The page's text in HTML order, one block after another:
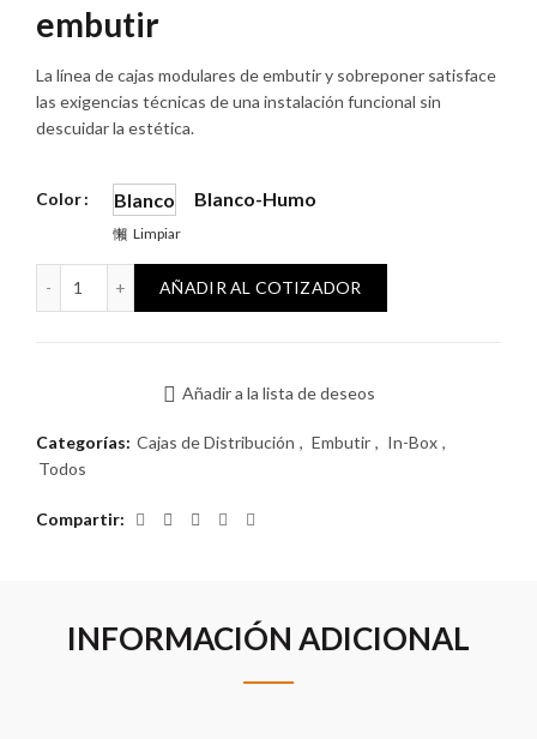
embutir
La línea de cajas modulares de embutir y sobreponer satisface
las exigencias técnicas de una instalación funcional sin
descuidar la estética.
Color Blanco Blanco-Humo
Limpiar
Tablero Inbox 8 módulos embutir cantidad
AÑADIR AL COTIZADOR
Añadir a la lista de deseos
Categorías: Cajas de Distribución , Embutir , In-Box ,
Todos
Compartir
INFORMACIÓN ADICIONAL